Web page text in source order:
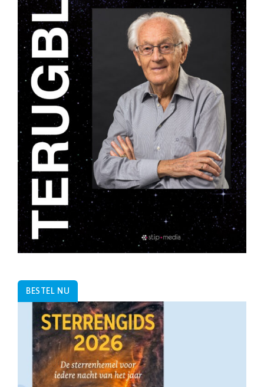
BESTEL NU